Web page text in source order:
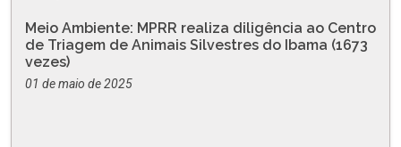
Meio Ambiente: MPRR realiza diligência ao Centro
de Triagem de Animais Silvestres do Ibama (1673
vezes)
01 de maio de 2025